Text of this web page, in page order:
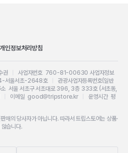
개인정보처리방침
권 |사업자번호 760-81-00630 사업자정보
서울서초-2648호|관광사업자등록번호(일반
소 서울 서초구 서초대로 396, 3층 333호 (서초동,
이메일 good@tripstore.kr| 운영시간 평
매의 당사자가 아닙니다. 따라서 트립스토어는 상품·
습니다.